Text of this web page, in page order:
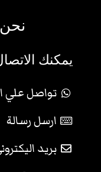
يمكنك
تواصل علي
ارسل رسالة
بريد